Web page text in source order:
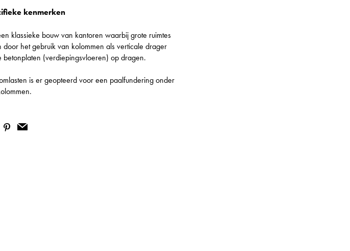
kenmerken
klassieke bouw van kantoren waarbij grote ruimtes
het gebruik van kolommen als verticale drager
(verdiepingsvloeren) op dragen.
is er geopteerd voor een paalfundering onder